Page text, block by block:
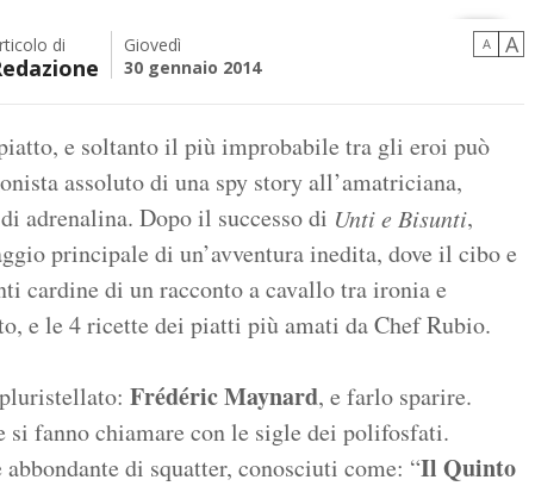
di
Giovedì
30 gennaio 2014
A A
e soltanto il più improbabile tra gli eroi può
assoluto di una spy story all’amatriciana,
adrenalina. Dopo il successo di Unti e Bisunti,
principale di un’avventura inedita, dove il cibo e
cardine di un racconto a cavallo tra ironia e
e le 4 ricette dei piatti più amati da Chef Rubio.
Frédéric Maynard, e farlo sparire.
si fanno chiamare con le sigle dei polifosfati.
di squatter, conosciuti come: “Il Quinto